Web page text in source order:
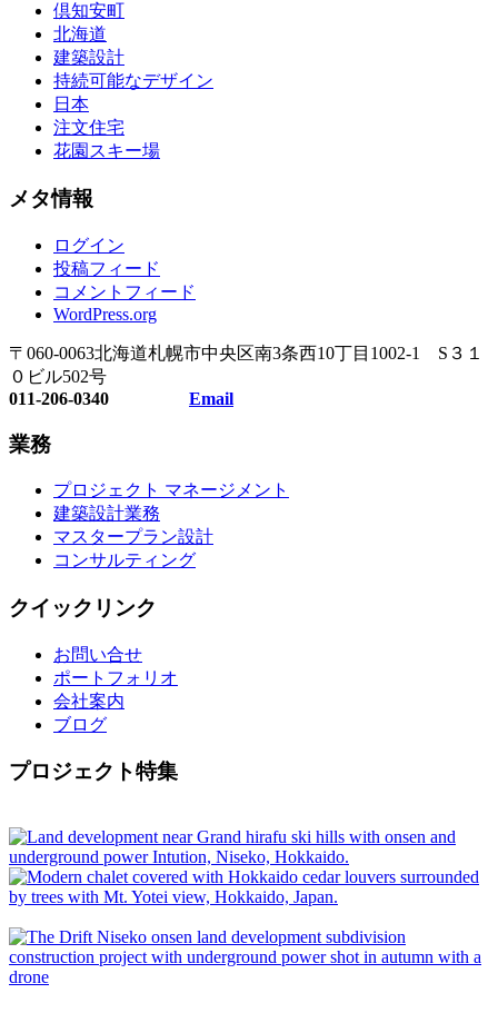
倶知安町
北海道
建築設計
持続可能なデザイン
日本
注文住宅
花園スキー場
メタ情報
ログイン
投稿フィード
コメントフィード
WordPress.org
〒060-0063北海道札幌市中央区南3条西10丁目1002-1 S３１
０ビル502号
011-206-0340 Email
業務
プロジェクト マネージメント
建築設計業務
マスタープラン設計
コンサルティング
クイックリンク
お問い合せ
ポートフォリオ
会社案内
ブログ
プロジェクト特集